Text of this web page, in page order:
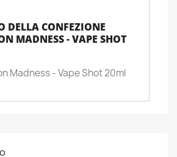
DELLA CONFEZIONE
MADNESS - VAPE SHOT
Madness - Vape Shot 20ml